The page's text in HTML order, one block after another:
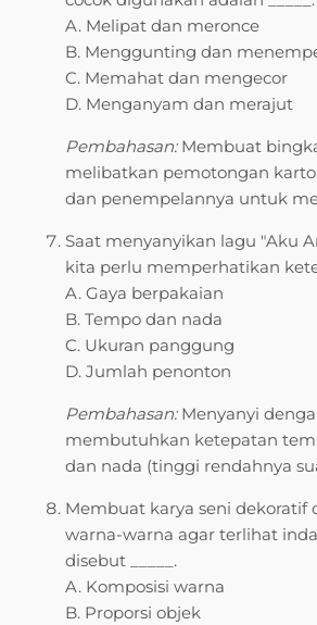
A. Melipat dan meronce
B. Menggunting dan
C. Memahat dan mengecor
D. Menganyam dan merajut
Pembahasan:Membuat
melibatkan pemotongan
dan penempelannya untuk
Saat menyanyikan lagu "Aku
kita perlu memperhatikan
A. Gaya berpakaian
B. Tempo dan nada
C. Ukuran panggung
D. Jumlah penonton
Pembahasan:Menyanyi
membutuhkan ketepatan
dan nada (tinggi rendahnya
Membuat karya seni dekoratif
warna-warna agar terlihat
disebut _____.
A. Komposisi warna
B. Proporsi objek